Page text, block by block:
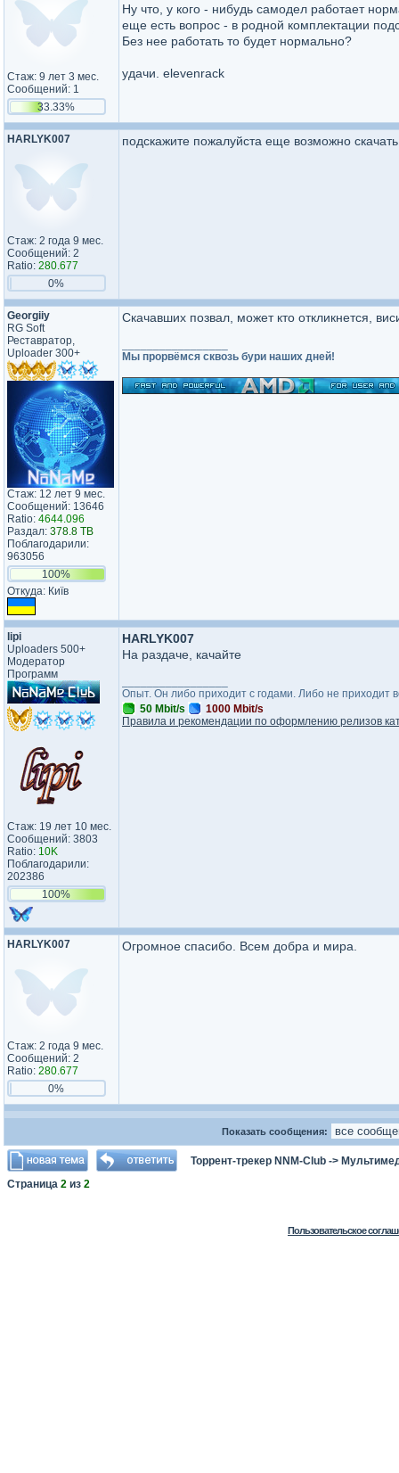
Стаж: 9 лет 3 мес.
Сообщений: 1
33.33%
Ну что, у кого - нибудь самодел работает
еще есть вопрос - в родной комплектации
Без нее работать то будет нормально?
удачи. elevenrack
HARLYK007
Стаж: 2 года 9 мес.
Сообщений: 2
Ratio: 280.677
0%
подскажите пожалуйста еще возможно
Georgiiy
RG Soft
Реставратор,
Uploader 300+
Стаж: 12 лет 9 мес.
Сообщений: 13646
Ratio: 4644.096
Раздал: 378.8 TB
Поблагодарили:
963056
100%
Откуда: Київ
Скачавших позвал, может кто откликнется,
Мы прорвёмся сквозь бури наших дней!
lipi
Uploaders 500+
Модератор
Программ
Стаж: 19 лет 10 мес.
Сообщений: 3803
Ratio: 10K
Поблагодарили:
202386
100%
HARLYK007
На раздаче, качайте
Опыт. Он либо приходит с годами. Либо не приходит
50 Mbit/s
1000 Mbit/s
Правила и рекомендации по оформлению релизов
HARLYK007
Стаж: 2 года 9 мес.
Сообщений: 2
Ratio: 280.677
0%
Огромное спасибо. Всем добра и мира.
Показать сообщения:
Торрент-трекер NNM-Club ->
Страница 2 из 2
Пользовательское